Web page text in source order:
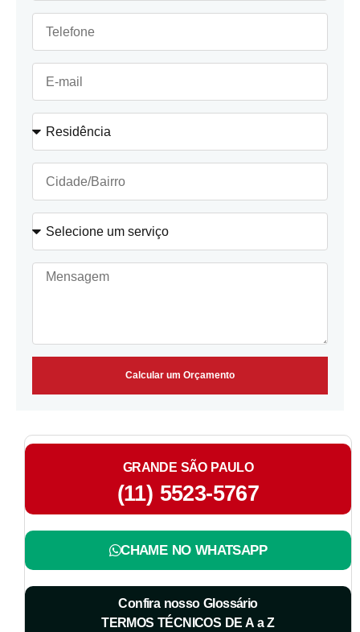
Calcular um Orçamento
GRANDE SÃO PAULO
(11) 5523-5767
CHAME NO WHATSAPP
Confira nosso Glossário
TERMOS TÉCNICOS DE A a Z